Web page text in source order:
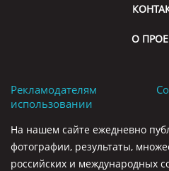
О
Рекламодателям
использовании
На нашем сайте ежедневно
фотографии, результаты,
российских и международных